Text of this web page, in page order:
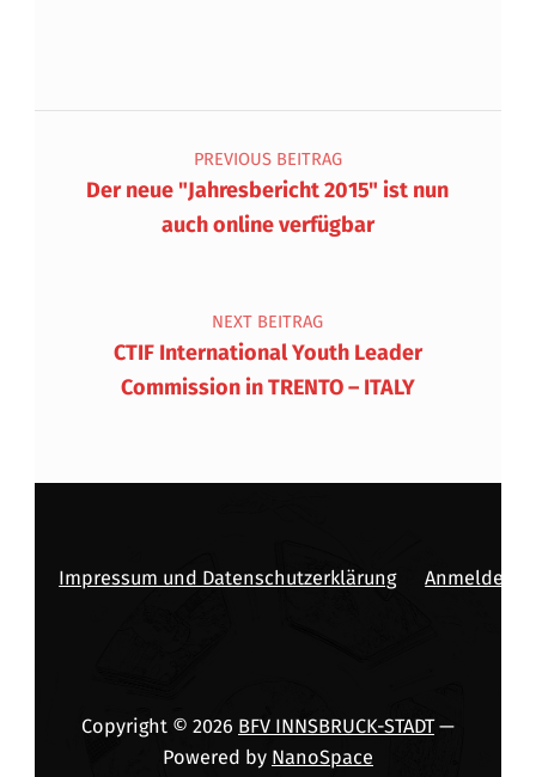
Beitragsnavigation
PREVIOUS BEITRAG
Der neue "Jahresbericht 2015" ist nun
auch online verfügbar
NEXT BEITRAG
CTIF International Youth Leader
Commission in TRENTO – ITALY
Impressum und Datenschutzerklärung Anmelden
Copyright © 2026 BFV INNSBRUCK-STADT—
Powered by NanoSpace